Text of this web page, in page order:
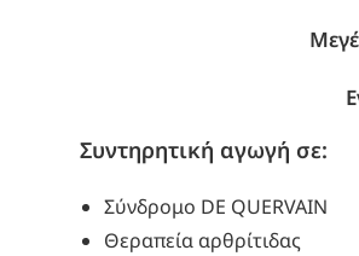
Συντηρητική αγωγή σε:
Σύνδρομο DE QUERVAIN
Θεραπεία αρθρίτιδας